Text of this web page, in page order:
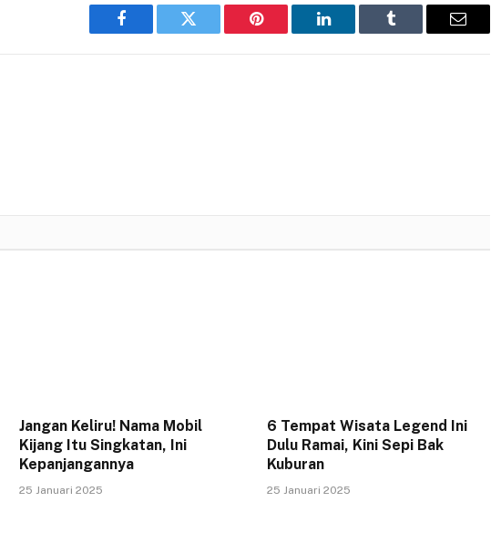
Facebook Twitter Pinterest LinkedIn Tumblr Email
Jangan Keliru! Nama Mobil
Kijang Itu Singkatan, Ini
Kepanjangannya
25 Januari 2025
6 Tempat Wisata Legend Ini
Dulu Ramai, Kini Sepi Bak
Kuburan
25 Januari 2025